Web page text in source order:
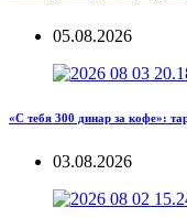
05.08.2026
«С тебя 300 динар за кофе»:
03.08.2026